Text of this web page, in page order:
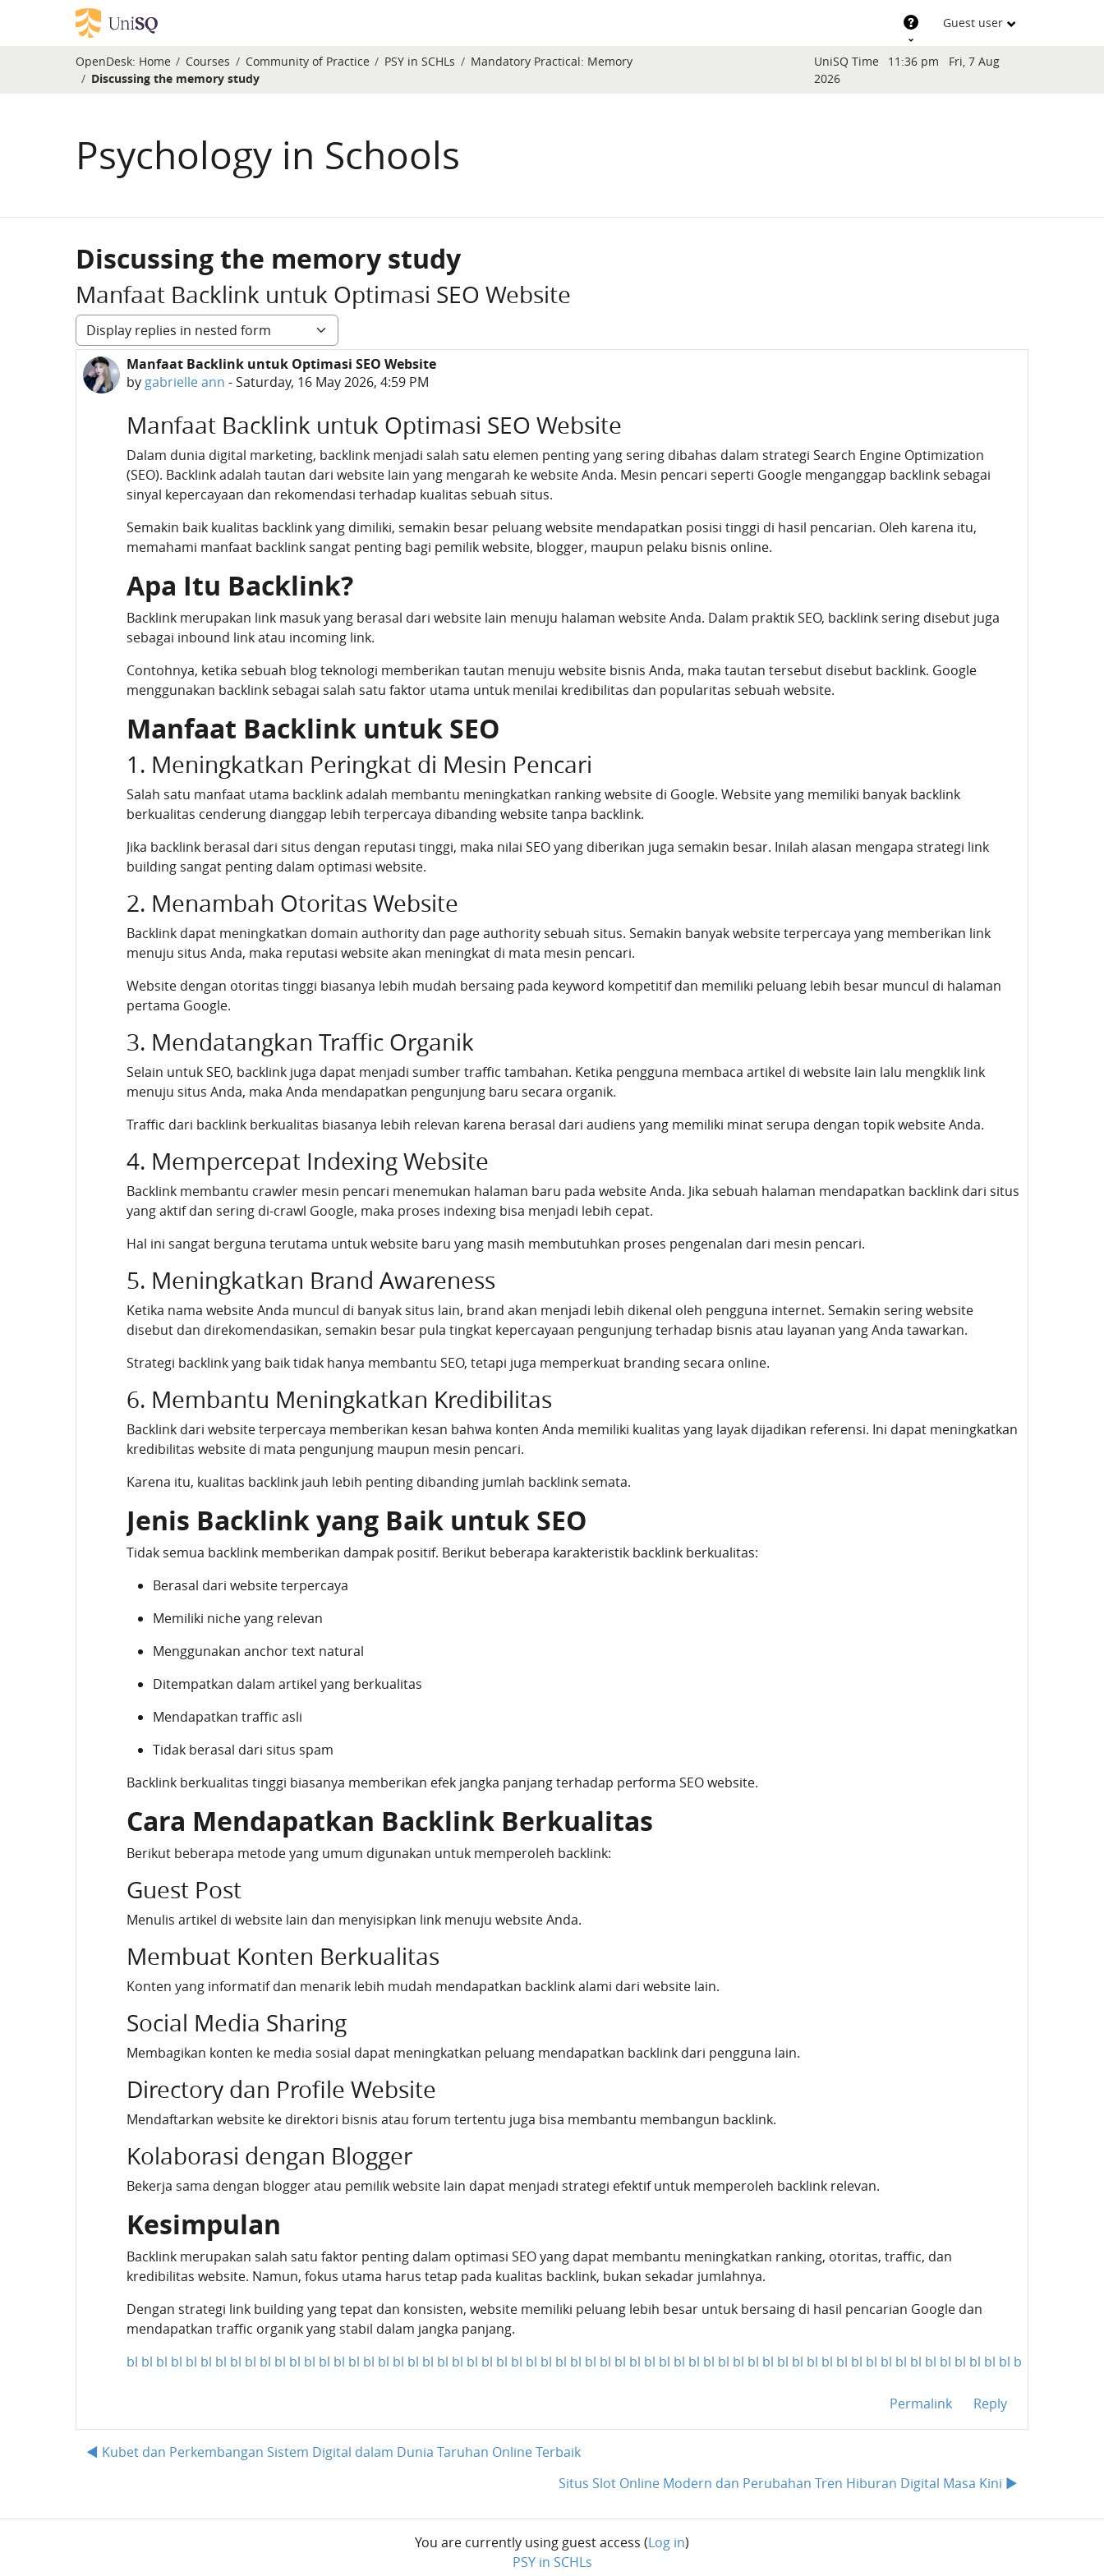
Skip to main content
Guest user
Support
OpenDesk: Home Courses Community of Practice PSY in SCHLs
Mandatory Practical: Memory
Discussing the memory study
Blocks
UniSQ Time 11:36 pm
Fri, 7 Aug
2026
Psychology in Schools
Discussing the memory study
Manfaat Backlink untuk Optimasi SEO Website
Display mode
Manfaat Backlink untuk Optimasi SEO Website
by gabrielle ann -Saturday, 16 May 2026, 4:59 PM
Number of replies: 0
Manfaat Backlink untuk Optimasi SEO Website
Dalam dunia digital marketing, backlink menjadi salah satu elemen penting yang sering dibahas dalam strategi Search Engine Optimization
(SEO). Backlink adalah tautan dari website lain yang mengarah ke website Anda. Mesin pencari seperti Google menganggap backlink sebagai
sinyal kepercayaan dan rekomendasi terhadap kualitas sebuah situs.
Semakin baik kualitas backlink yang dimiliki, semakin besar peluang website mendapatkan posisi tinggi di hasil pencarian. Oleh karena itu,
memahami manfaat backlink sangat penting bagi pemilik website, blogger, maupun pelaku bisnis online.
Apa Itu Backlink?
Backlink merupakan link masuk yang berasal dari website lain menuju halaman website Anda. Dalam praktik SEO, backlink sering disebut juga
sebagai inbound link atau incoming link.
Contohnya, ketika sebuah blog teknologi memberikan tautan menuju website bisnis Anda, maka tautan tersebut disebut backlink. Google
menggunakan backlink sebagai salah satu faktor utama untuk menilai kredibilitas dan popularitas sebuah website.
Manfaat Backlink untuk SEO
1. Meningkatkan Peringkat di Mesin Pencari
Salah satu manfaat utama backlink adalah membantu meningkatkan ranking website di Google. Website yang memiliki banyak backlink
berkualitas cenderung dianggap lebih terpercaya dibanding website tanpa backlink.
Jika backlink berasal dari situs dengan reputasi tinggi, maka nilai SEO yang diberikan juga semakin besar. Inilah alasan mengapa strategi link
building sangat penting dalam optimasi website.
2. Menambah Otoritas Website
Backlink dapat meningkatkan domain authority dan page authority sebuah situs. Semakin banyak website terpercaya yang memberikan link
menuju situs Anda, maka reputasi website akan meningkat di mata mesin pencari.
Website dengan otoritas tinggi biasanya lebih mudah bersaing pada keyword kompetitif dan memiliki peluang lebih besar muncul di halaman
pertama Google.
3. Mendatangkan Traffic Organik
Selain untuk SEO, backlink juga dapat menjadi sumber traffic tambahan. Ketika pengguna membaca artikel di website lain lalu mengklik link
menuju situs Anda, maka Anda mendapatkan pengunjung baru secara organik.
Traffic dari backlink berkualitas biasanya lebih relevan karena berasal dari audiens yang memiliki minat serupa dengan topik website Anda.
4. Mempercepat Indexing Website
Backlink membantu crawler mesin pencari menemukan halaman baru pada website Anda. Jika sebuah halaman mendapatkan backlink dari situs
yang aktif dan sering di-crawl Google, maka proses indexing bisa menjadi lebih cepat.
Hal ini sangat berguna terutama untuk website baru yang masih membutuhkan proses pengenalan dari mesin pencari.
5. Meningkatkan Brand Awareness
Ketika nama website Anda muncul di banyak situs lain, brand akan menjadi lebih dikenal oleh pengguna internet. Semakin sering website
disebut dan direkomendasikan, semakin besar pula tingkat kepercayaan pengunjung terhadap bisnis atau layanan yang Anda tawarkan.
Strategi backlink yang baik tidak hanya membantu SEO, tetapi juga memperkuat branding secara online.
6. Membantu Meningkatkan Kredibilitas
Backlink dari website terpercaya memberikan kesan bahwa konten Anda memiliki kualitas yang layak dijadikan referensi. Ini dapat meningkatkan
kredibilitas website di mata pengunjung maupun mesin pencari.
Karena itu, kualitas backlink jauh lebih penting dibanding jumlah backlink semata.
Jenis Backlink yang Baik untuk SEO
Tidak semua backlink memberikan dampak positif. Berikut beberapa karakteristik backlink berkualitas:
Berasal dari website terpercaya
Memiliki niche yang relevan
Menggunakan anchor text natural
Ditempatkan dalam artikel yang berkualitas
Mendapatkan traffic asli
Tidak berasal dari situs spam
Backlink berkualitas tinggi biasanya memberikan efek jangka panjang terhadap performa SEO website.
Cara Mendapatkan Backlink Berkualitas
Berikut beberapa metode yang umum digunakan untuk memperoleh backlink:
Guest Post
Menulis artikel di website lain dan menyisipkan link menuju website Anda.
Membuat Konten Berkualitas
Konten yang informatif dan menarik lebih mudah mendapatkan backlink alami dari website lain.
Social Media Sharing
Membagikan konten ke media sosial dapat meningkatkan peluang mendapatkan backlink dari pengguna lain.
Directory dan Profile Website
Mendaftarkan website ke direktori bisnis atau forum tertentu juga bisa membantu membangun backlink.
Kolaborasi dengan Blogger
Bekerja sama dengan blogger atau pemilik website lain dapat menjadi strategi efektif untuk memperoleh backlink relevan.
Kesimpulan
Backlink merupakan salah satu faktor penting dalam optimasi SEO yang dapat membantu meningkatkan ranking, otoritas, traffic, dan
kredibilitas website. Namun, fokus utama harus tetap pada kualitas backlink, bukan sekadar jumlahnya.
Dengan strategi link building yang tepat dan konsisten, website memiliki peluang lebih besar untuk bersaing di hasil pencarian Google dan
mendapatkan traffic organik yang stabil dalam jangka panjang.
bl bl bl bl bl bl bl bl bl bl bl bl bl bl bl bl bl bl bl bl bl bl bl bl bl bl bl bl bl bl bl bl bl bl bl bl bl bl bl bl bl bl bl bl bl bl bl bl bl bl bl bl bl bl bl bl bl bl bl bl bl
Permalink Reply
◀︎ Kubet dan Perkembangan Sistem Digital dalam Dunia Taruhan Online Terbaik
Situs Slot Online Modern dan Perubahan Tren Hiburan Digital Masa Kini ▶︎
You are currently using guest access (Log in)
PSY in SCHLs